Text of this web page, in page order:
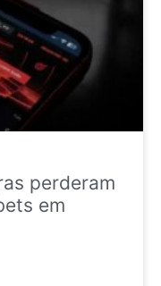
perderam
em